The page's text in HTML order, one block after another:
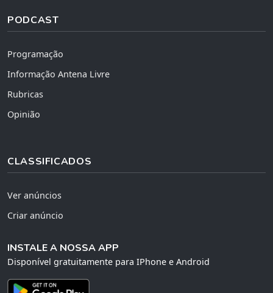
PODCAST
Programação
Informação Antena Livre
Rubricas
Opinião
CLASSIFICADOS
Ver anúncios
Criar anúncio
INSTALE A NOSSA APP
Disponível gratuitamente para IPhone e Android